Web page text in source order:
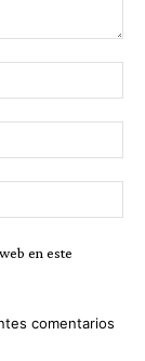
en este
comentarios